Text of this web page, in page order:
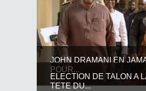
JOHN DRAMANI EN
POUR...
ELECTION DE TALON A
TETE DU...